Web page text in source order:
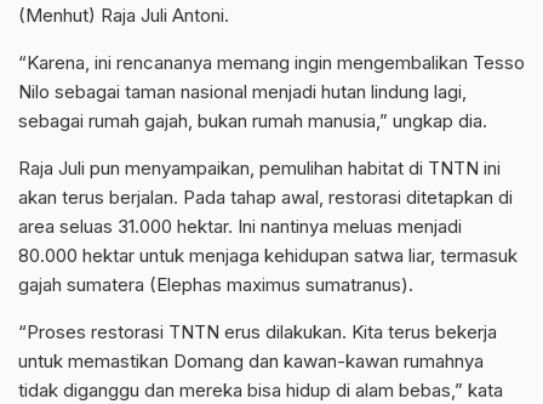
(Menhut) Raja Juli Antoni.
“Karena, ini rencananya memang ingin mengembalikan Tesso
Nilo sebagai taman nasional menjadi hutan lindung lagi,
sebagai rumah gajah, bukan rumah manusia,” ungkap dia.
Raja Juli pun menyampaikan, pemulihan habitat di TNTN ini
akan terus berjalan. Pada tahap awal, restorasi ditetapkan di
area seluas 31.000 hektar. Ini nantinya meluas menjadi
80.000 hektar untuk menjaga kehidupan satwa liar, termasuk
gajah sumatera (Elephas maximus sumatranus).
“Proses restorasi TNTN erus dilakukan. Kita terus bekerja
untuk memastikan Domang dan kawan-kawan rumahnya
tidak diganggu dan mereka bisa hidup di alam bebas,” kata